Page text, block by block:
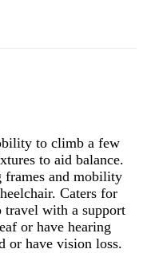
to climb a few
to aid balance.
frames and mobility
Caters for
travel with a support
or have hearing
or have vision loss.